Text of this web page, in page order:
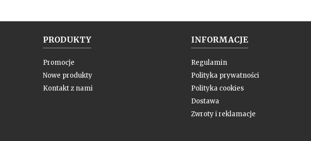
PRODUKTY
Promocje
Nowe produkty
Kontakt z nami
INFORMACJE
Regulamin
Polityka prywatności
Polityka cookies
Dostawa
Zwroty i reklamacje